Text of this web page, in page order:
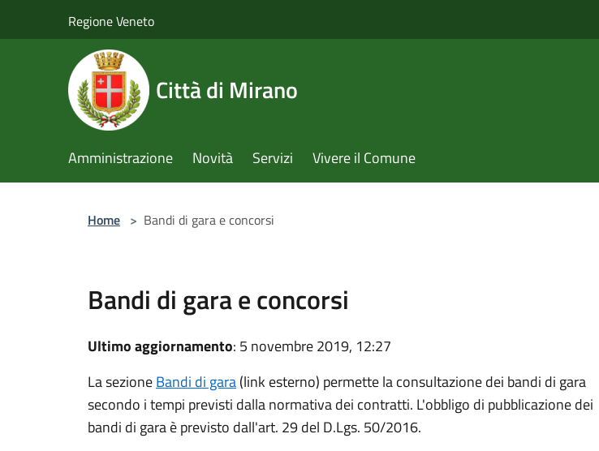
Regione Veneto
Città di Mirano
Amministrazione Novità Servizi Vivere il Comune
Home > Bandi di gara e concorsi
Bandi di gara e concorsi
Ultimo aggiornamento: 5 novembre 2019, 12:27
La sezioneBandi di gara(link esterno) permette la consultazione dei bandi di gara
secondo i tempi previsti dalla normativa dei contratti. L'obbligo di pubblicazione dei
bandi di gara è previsto dall'art. 29 del D.Lgs. 50/2016.